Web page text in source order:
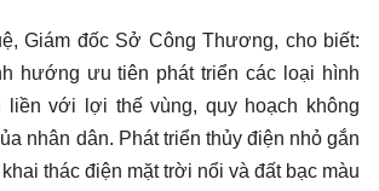
Giám đốc Sở Công Thương, cho biết:
hướng ưu tiên phát triển các loại hình
liền với lợi thế vùng, quy hoạch không
nhân dân. Phát triển thủy điện nhỏ gắn
thác điện mặt trời nổi và đất bạc màu